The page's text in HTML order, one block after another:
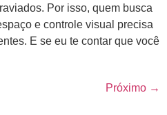
Por isso, quem busca
e controle visual precisa
E se eu te contar que você
Próximo →